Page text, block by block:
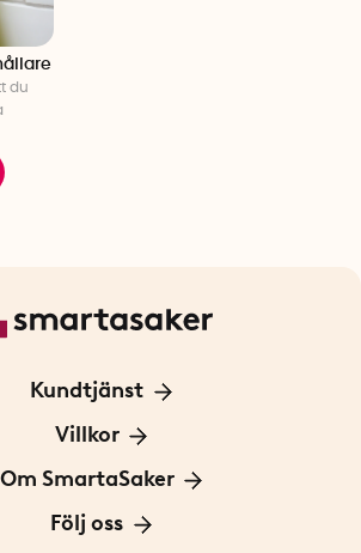
du
Kundtjänst
Kontakta oss
För Företag
Villkor
Frakt och leverans
Personuppgiftspolicy
Om SmartaSaker
Om oss
Följ oss